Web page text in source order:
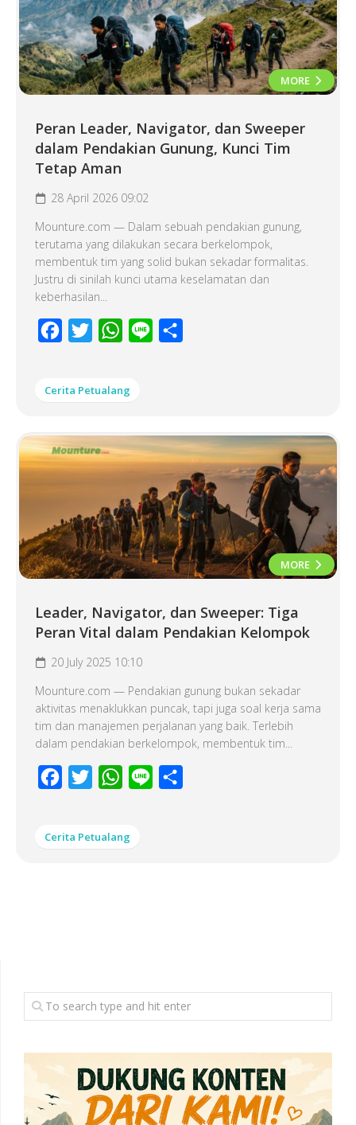
MORE
Peran Leader, Navigator, dan Sweeper
dalam Pendakian Gunung, Kunci Tim
Tetap Aman
28 April 2026 09:02
Mounture.com — Dalam sebuah pendakian gunung,
terutama yang dilakukan secara berkelompok,
membentuk tim yang solid bukan sekadar formalitas.
Justru di sinilah kunci utama keselamatan dan
keberhasilan...
Facebook
Twitter WhatsApp
Line
Cerita Petualang
MORE
Leader, Navigator, dan Sweeper: Tiga
Peran Vital dalam Pendakian Kelompok
20 July 2025 10:10
Mounture.com — Pendakian gunung bukan sekadar
aktivitas menaklukkan puncak, tapi juga soal kerja sama
tim dan manajemen perjalanan yang baik. Terlebih
dalam pendakian berkelompok, membentuk tim...
Facebook
Twitter WhatsApp
Line
Cerita Petualang